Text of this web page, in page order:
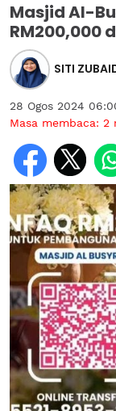
Masjid Al-
RM200,000
SITI
28 Ogos 2024
Masa membaca: 2